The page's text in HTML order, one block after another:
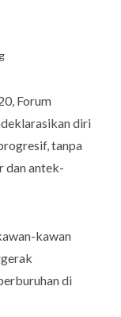
Forum
diri
tanpa
dan antek-
kawan
di